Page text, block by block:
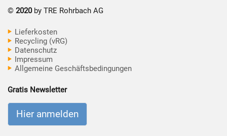
© 2020by TRE Rohrbach AG
Lieferkosten
Recycling (vRG)
Datenschutz
Impressum
Allgemeine Geschäftsbedingungen
Gratis Newsletter
Hier anmelden